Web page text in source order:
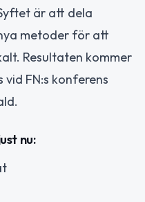
är att dela
metoder för att
Resultaten kommer
FN:s konferens
nu: